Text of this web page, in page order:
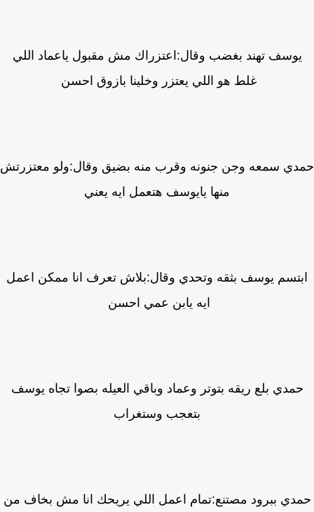
يوسف تهند بغضب وقال:اعتزراك مش مقبول ياعماد اللي
غلط هو اللي يعتزر وخلينا بازوق احسن
سمعه وجن جنونه وقرب منه بضيق وقال:ولو معتزرتش
منها يايوسف هتعمل ايه يعني
يوسف بثقه وتحدي وقال:بلاش تعرف انا ممكن اعمل
ايه يابن عمي احسن
بلع ريقه بتوتر وعماد وباقي العيله بصوا تجاه يوسف
بتعجب وستغراب
ببرود مصتنع:تمام اعمل اللي يريحك انا مش بخاف من